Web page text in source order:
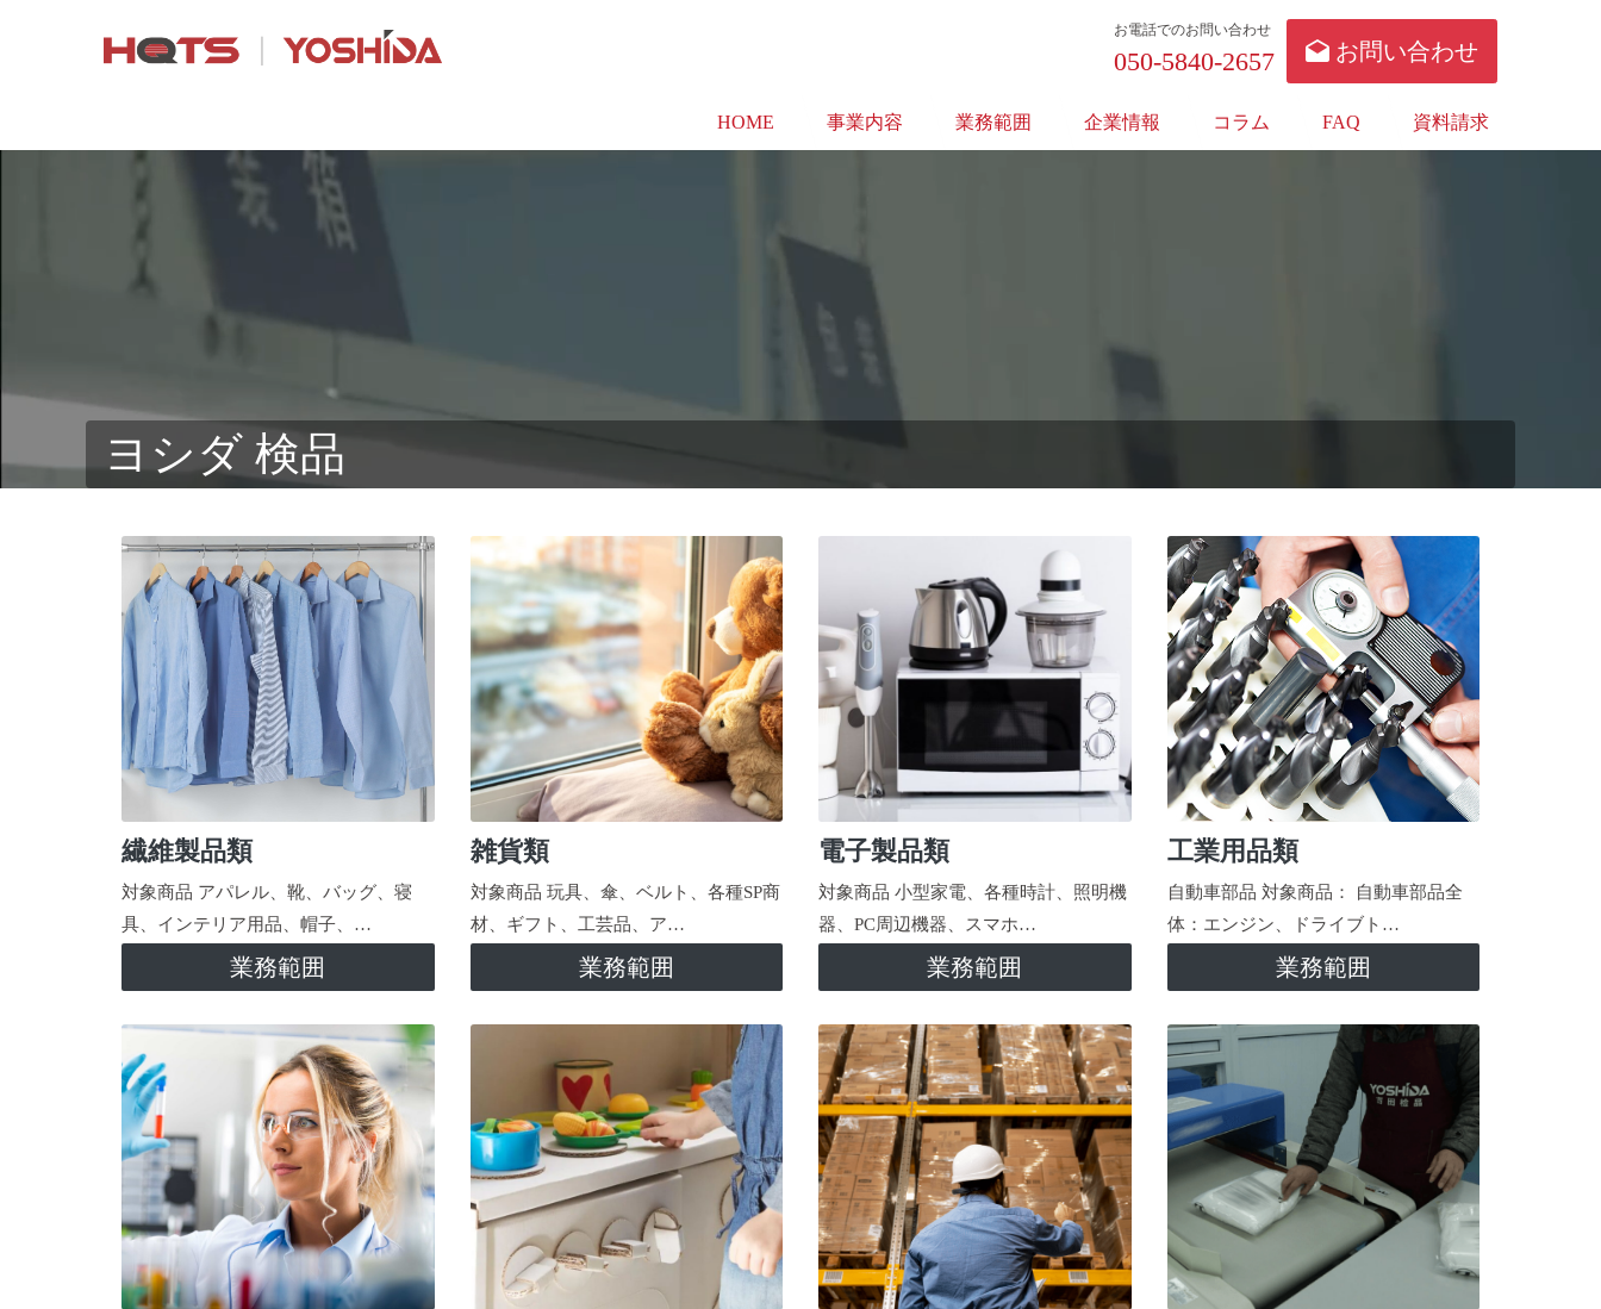
お電話でのお問い合わせ
050-5840-2657 お問い合わせ
HOME 事業内容 業務範囲 企業情報 コラム FAQ 資料請求
ヨシダ 検品
繊維製品類
対象商品 アパレル、靴、バッグ、寝
具、インテリア用品、帽子、…
業務範囲
雑貨類
対象商品 玩具、傘、ベルト、各種SP商
材、ギフト、工芸品、ア…
業務範囲
電子製品類
対象商品 小型家電、各種時計、照明機
器、PC周辺機器、スマホ…
業務範囲
工業用品類
自動車部品 対象商品： 自動車部品全
体：エンジン、ドライブト…
業務範囲